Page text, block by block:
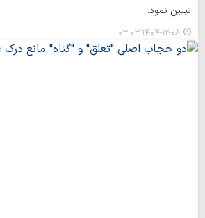
تبیین نمود.
۱۴۰۴-۱۲-۰۸ ۰۳:۰۳